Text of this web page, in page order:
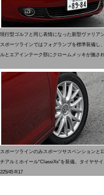
現行型ゴルフと同じ表情になった新型ヴァリアン
スポーツラインではフォグランプを標準装備し
ルとエアインテーク部にクロームメッキが施さ
スポーツラインのみスポーツサスペンションと
チアルミホイール“ClassiXs”を装備。タイヤサイ
225/45 R17